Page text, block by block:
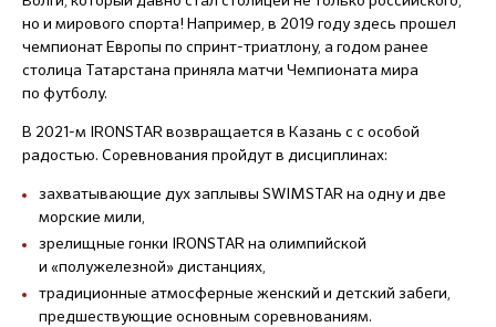
но и мирового спорта! Например, в 2019 году здесь прошел
чемпионат Европы по спринт-триатлону, а годом ранее
столица Татарстана приняла матчи Чемпионата мира
по футболу.
В 2021-м IRONSTAR возвращается в Казань с с особой
радостью. Соревнования пройдут в дисциплинах:
захватывающие дух заплывы SWIMSTAR на одну и две
морские мили,
зрелищные гонки IRONSTAR на олимпийской
и «полужелезной» дистанциях,
традиционные атмосферные женский и детский забеги,
предшествующие основным соревнованиям.